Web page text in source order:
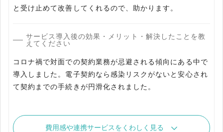
と受け止めて改善してくれるので、助かります。
サービス導入後の効果・メリット・解決したことを教
えてください
コロナ禍で対面での契約業務が忌避される傾向にある中で
導入しました。電子契約なら感染リスクがないと安心され
て契約までの手続きが円滑化されました。
費用感や連携サービスをくわしく見る